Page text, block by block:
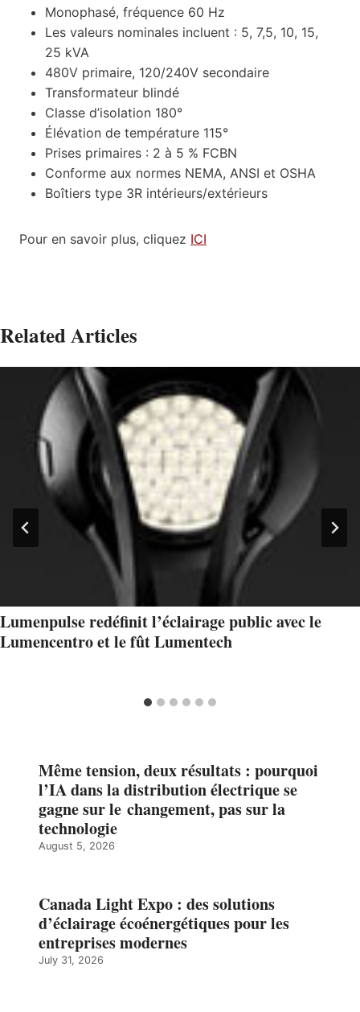
Monophasé, fréquence 60 Hz
Les valeurs nominales incluent : 5, 7,5, 10, 15,
25 kVA
480V primaire, 120/240V secondaire
Transformateur blindé
Classe d’isolation 180°
Élévation de température 115°
Prises primaires : 2 à 5 % FCBN
Conforme aux normes NEMA, ANSI et OSHA
Boîtiers type 3R intérieurs/extérieurs
Pour en savoir plus, cliquez ICI
Related Articles
Lumenpulse redéfinit l’éclairage public avec le
Lumencentro et le fût Lumentech
Même tension, deux résultats : pourquoi
l’IA dans la distribution électrique se
gagne sur le changement, pas sur la
technologie
August 5, 2026
Canada Light Expo : des solutions
d’éclairage écoénergétiques pour les
entreprises modernes
July 31, 2026